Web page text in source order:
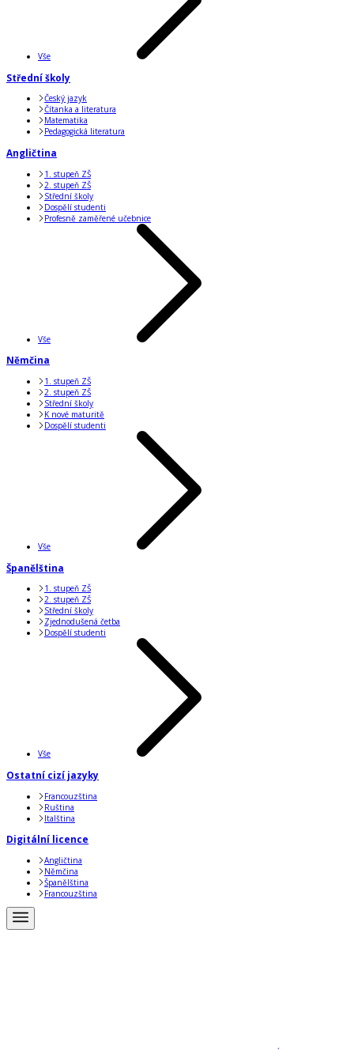
Vše
Střední školy
Český jazyk
Čítanka a literatura
Matematika
Pedagogická literatura
Angličtina
1. stupeň ZŠ
2. stupeň ZŠ
Střední školy
Dospělí studenti
Profesně zaměřené učebnice
Vše
Němčina
1. stupeň ZŠ
2. stupeň ZŠ
Střední školy
K nové maturitě
Dospělí studenti
Vše
Španělština
1. stupeň ZŠ
2. stupeň ZŠ
Střední školy
Zjednodušená četba
Dospělí studenti
Vše
Ostatní cizí jazyky
Francouzština
Ruština
Italština
Digitální licence
Angličtina
Němčina
Španělština
Francouzština